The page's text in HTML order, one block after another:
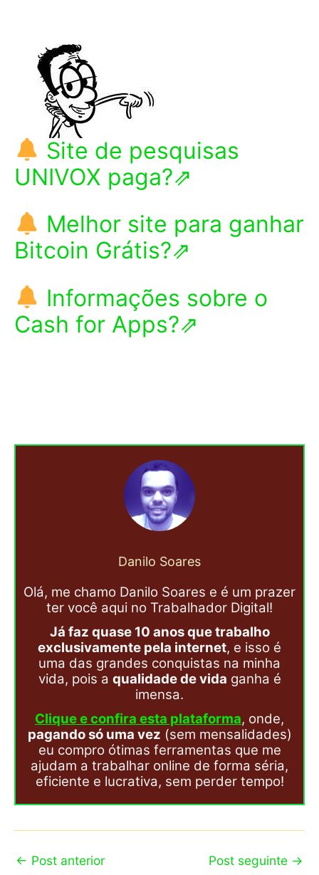
Site de pesquisas
UNIVOX paga?⇗
Melhor site para ganhar
Bitcoin Grátis?⇗
Informações sobre o
Cash for Apps?⇗
Danilo Soares
Olá, me chamo Danilo Soares e é um prazer
ter você aqui no Trabalhador Digital!
Já faz quase 10 anos que trabalho
exclusivamente pela internet, e isso é
uma das grandes conquistas na minha
vida, pois a qualidade de vida ganha é
imensa.
Clique e confira esta plataforma, onde,
pagando só uma vez (sem mensalidades)
eu compro ótimas ferramentas que me
ajudam a trabalhar online de forma séria,
eficiente e lucrativa, sem perder tempo!
← Post anterior Post seguinte →